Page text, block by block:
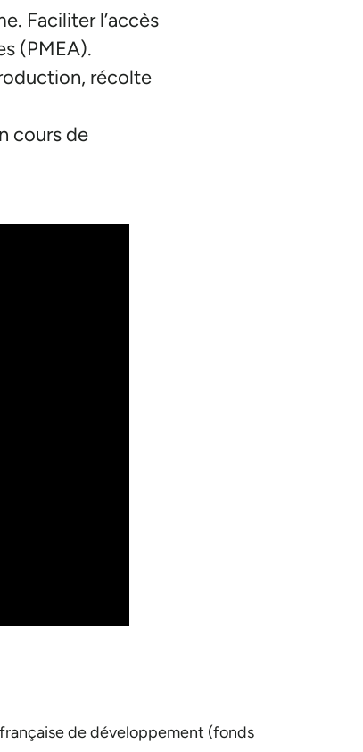
Faciliter l’accès
(PMEA).
récolte
cours de
de développement (fonds